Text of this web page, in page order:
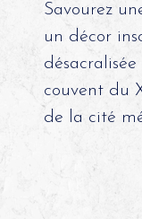
Savourez
un décor
couvent du
de la cité